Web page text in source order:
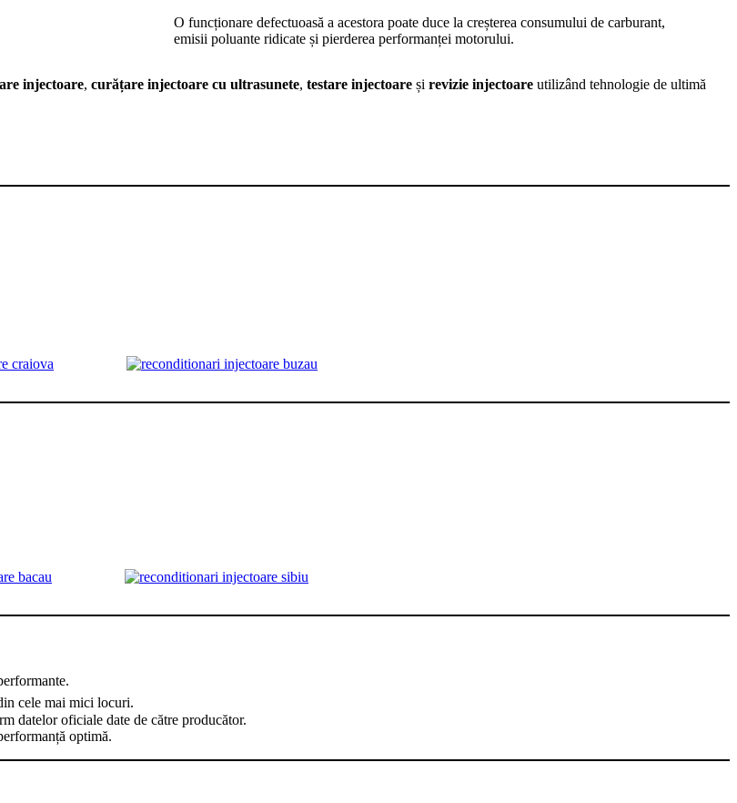
O funcționare defectuoasă a acestora poate duce la creșterea consumului de carburant,
emisii poluante ridicate și pierderea performanței motorului.
injectoare, curățare injectoare cu ultrasunete, testare injectoare și revizie injectoare utilizând tehnologie de ultimă
cele mai mici locuri.
datelor oficiale date de către producător.
optimă.